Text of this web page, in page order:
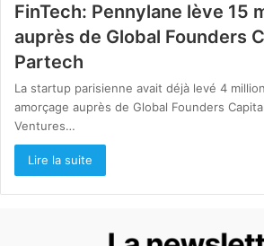
FinTech: Pennylane lève 15
auprès de Global Founders
Partech
La startup parisienne avait déjà levé 4
amorçage auprès de Global Founders
Ventures…
Lire la suite